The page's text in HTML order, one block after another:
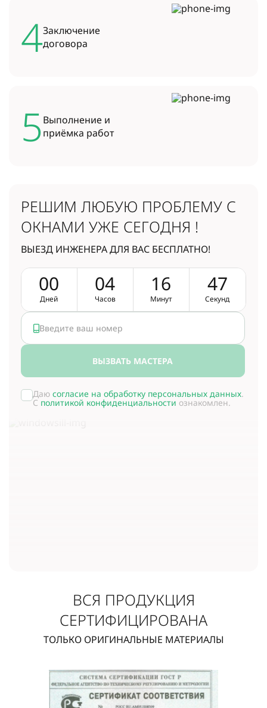
4Заключение
договора
5Выполнение и
приёмка работ
РЕШИМ ЛЮБУЮ ПРОБЛЕМУ С
ОКНАМИ УЖЕ СЕГОДНЯ !
ВЫЕЗД ИНЖЕНЕРА ДЛЯ ВАС БЕСПЛАТНО!
00
Дней
04
Часов
16
Минут
47
Секунд
ВЫЗВАТЬ МАСТЕРА
Даю согласие на обработку персональных данных.
С политикой конфиденциальности ознакомлен.
ВСЯ ПРОДУКЦИЯ
СЕРТИФИЦИРОВАНА
ТОЛЬКО ОРИГИНАЛЬНЫЕ МАТЕРИАЛЫ